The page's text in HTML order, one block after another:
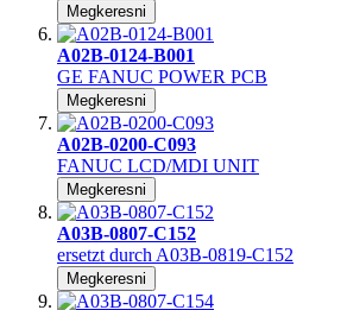
Megkeresni
A02B-0124-B001
GE FANUC POWER PCB
Megkeresni
A02B-0200-C093
FANUC LCD/MDI UNIT
Megkeresni
A03B-0807-C152
ersetzt durch A03B-0819-C152
Megkeresni